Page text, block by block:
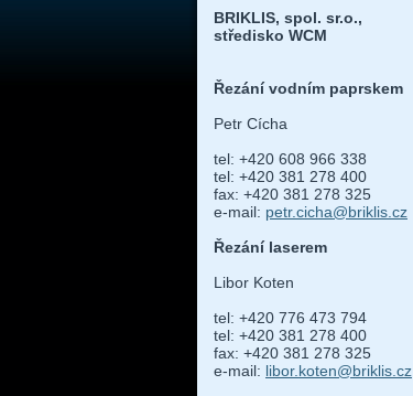
BRIKLIS, spol. sr.o.,
středisko WCM
Řezání vodním paprskem
Petr Cícha
tel: +420 608 966 338
tel: +420 381 278 400
fax: +420 381 278 325
e-mail: petr.cicha@briklis.cz
Řezání laserem
Libor Koten
tel: +420 776 473 794
tel: +420 381 278 400
fax: +420 381 278 325
e-mail: libor.koten@briklis.cz